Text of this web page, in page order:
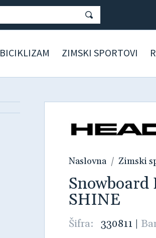
BICIKLIZAM ZIMSKI SPORTOVI
Naslovna Zimski
Snowboard
SHINE
Šifra: 330811 |